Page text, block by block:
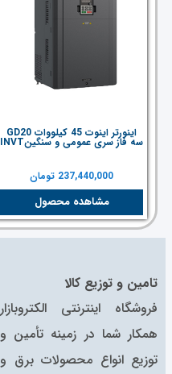
اینورتر اینوت 45 کیلووات GD20
سه فاز سری عمومی و سنگینINVT
237,440,000 تومان
مشاهده محصول
تامین و توزیع کالا
فروشگاه اینترنتی الکتروبازار
همکار شما در زمینه تأمین و
توزیع انواع محصولات برق و